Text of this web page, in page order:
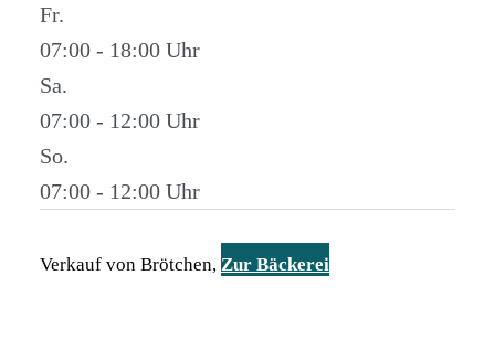
Fr.
07:00 - 18:00
Sa.
07:00 - 12:00
So.
07:00 - 12:00
Verkauf von Brötchen, Zur Bäckerei